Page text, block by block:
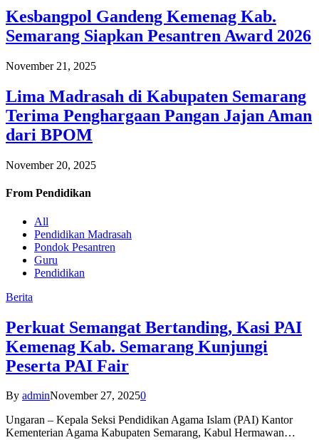
Kesbangpol Gandeng Kemenag Kab.
Semarang Siapkan Pesantren Award 2026
November 21, 2025
Lima Madrasah di Kabupaten Semarang
Terima Penghargaan Pangan Jajan Aman
dari BPOM
November 20, 2025
From Pendidikan
All
Pendidikan Madrasah
Pondok Pesantren
Guru
Pendidikan
Berita
Perkuat Semangat Bertanding, Kasi PAI
Kemenag Kab. Semarang Kunjungi
Peserta PAI Fair
By adminNovember 27, 20250
Ungaran – Kepala Seksi Pendidikan Agama Islam (PAI) Kantor
Kementerian Agama Kabupaten Semarang, Kabul Hermawan…